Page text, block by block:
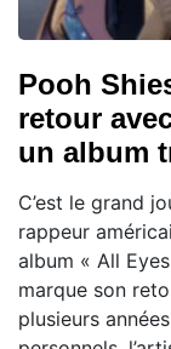
Pooh
retour
un album
C’est le grand
rappeur
album « All
marque son
plusieurs